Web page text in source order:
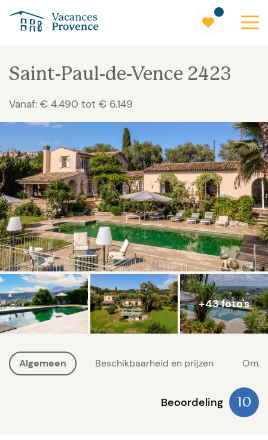
Saint-Paul-de-Vence 2423
Vanaf: € 4.490 tot € 6.149
+43 foto's
Algemeen Beschikbaarheid en prijzen
Beoordeling 10